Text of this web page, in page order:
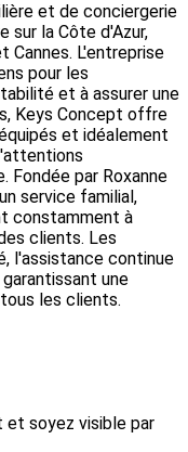
et de conciergerie
sur la Côte d'Azur,
Cannes. L'entreprise
pour les
et à assurer une
Keys Concept offre
et idéalement
Fondée par Roxanne
service familial,
constamment à
clients. Les
l'assistance continue
une
les clients.
soyez visible par